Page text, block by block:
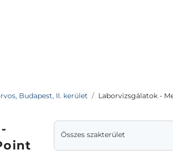
Budapest, II. kerület Laborvizsgálatok -
Összes szakterület